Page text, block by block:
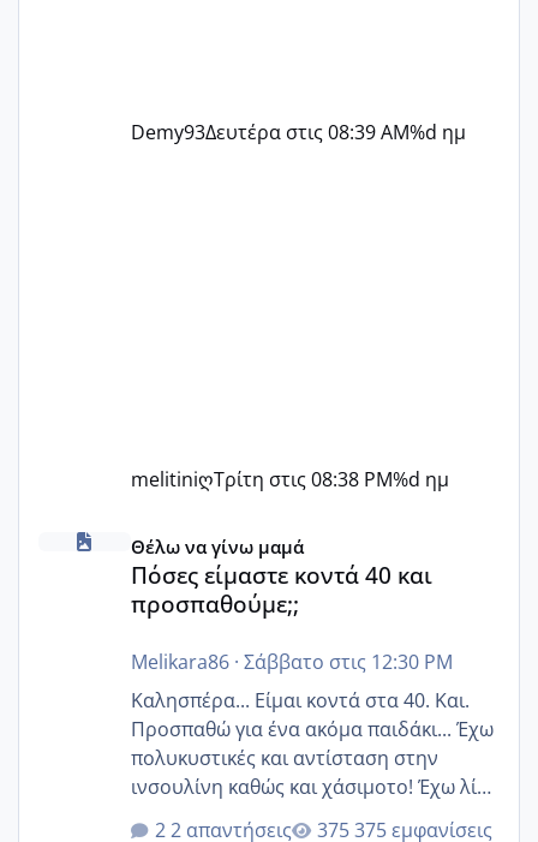
Demy93Δευτέρα στις 08:39 AM%d ημ
melitiniღΤρίτη στις 08:38 PM%d ημ
Πόσες είμαστε κοντά 40 και προσπαθούμε;;
Θέλω να γίνω μαμά
Πόσες είμαστε κοντά 40 και
προσπαθούμε;;
Melikara86· Σάββατο στις 12:30 PM
Καλησπέρα... Είμαι κοντά στα 40. Και.
Προσπαθώ για ένα ακόμα παιδάκι... Έχω
πολυκυστικές και αντίσταση στην
ινσουλίνη καθώς και χάσιμοτο! Έχω λίγα
κιλά παραπάνω και όσο κ αν προσπαθώ
2 απαντήσεις 375 εμφανίσεις